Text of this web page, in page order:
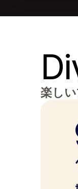
楽し